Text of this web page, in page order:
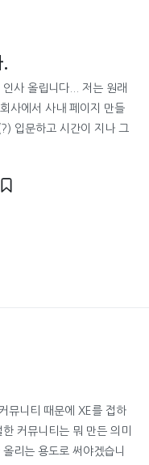
.
사 올립니다... 저는 원래
사에서 사내 페이지 만들
입문하고 시간이 지나 그
뮤니티 때문에 XE를 접하
커뮤니티는 뭐 만든 의미
리는 용도로 써야겠습니